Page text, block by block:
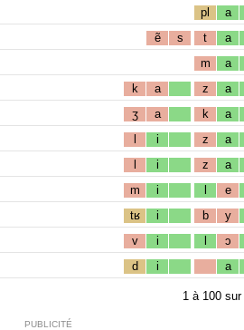
pl a
ẽ s t a
m a
k a z a
ʒ a k a
l i z a
l i z a
m i l e
tʁ i b y
v i l ɔ
d i a
1 à 100 sur
PUBLICITÉ